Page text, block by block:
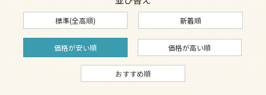
標準(全高順) 新着順
価格が安い順 価格が高い順
おすすめ順